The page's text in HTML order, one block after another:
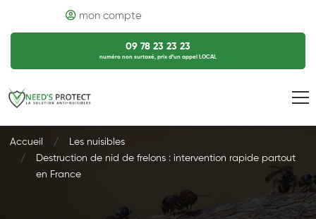
mon compte
09 78 23 23 23
numéro non surtaxé, prix d’un appel LOCAL
Accueil
Les nuisibles
Destruction de nid de frelons : intervention rapide partout
en France